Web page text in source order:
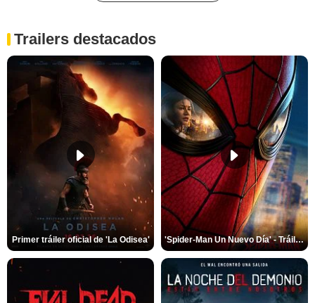
Trailers destacados
Primer tráiler oficial de 'La Odisea' 'Spider-Man Un Nuevo Día' - Tráiler oficial subtitulado